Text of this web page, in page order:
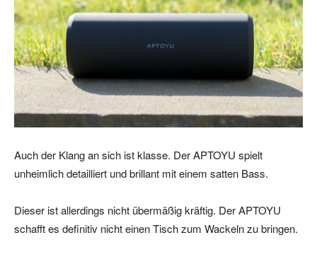
Auch der Klang an sich ist klasse. Der APTOYU spielt
unheimlich detailliert und brillant mit einem satten Bass.
Dieser ist allerdings nicht übermäßig kräftig. Der APTOYU
schafft es definitiv nicht einen Tisch zum Wackeln zu bringen.